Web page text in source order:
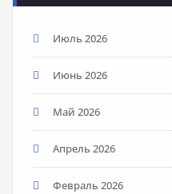
Июль 2026
Июнь 2026
Май 2026
Апрель 2026
Февраль 2026